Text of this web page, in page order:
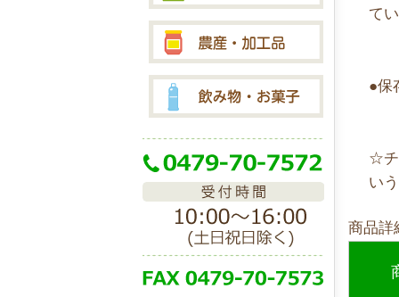
て
●保
☆チ
い
商品詳